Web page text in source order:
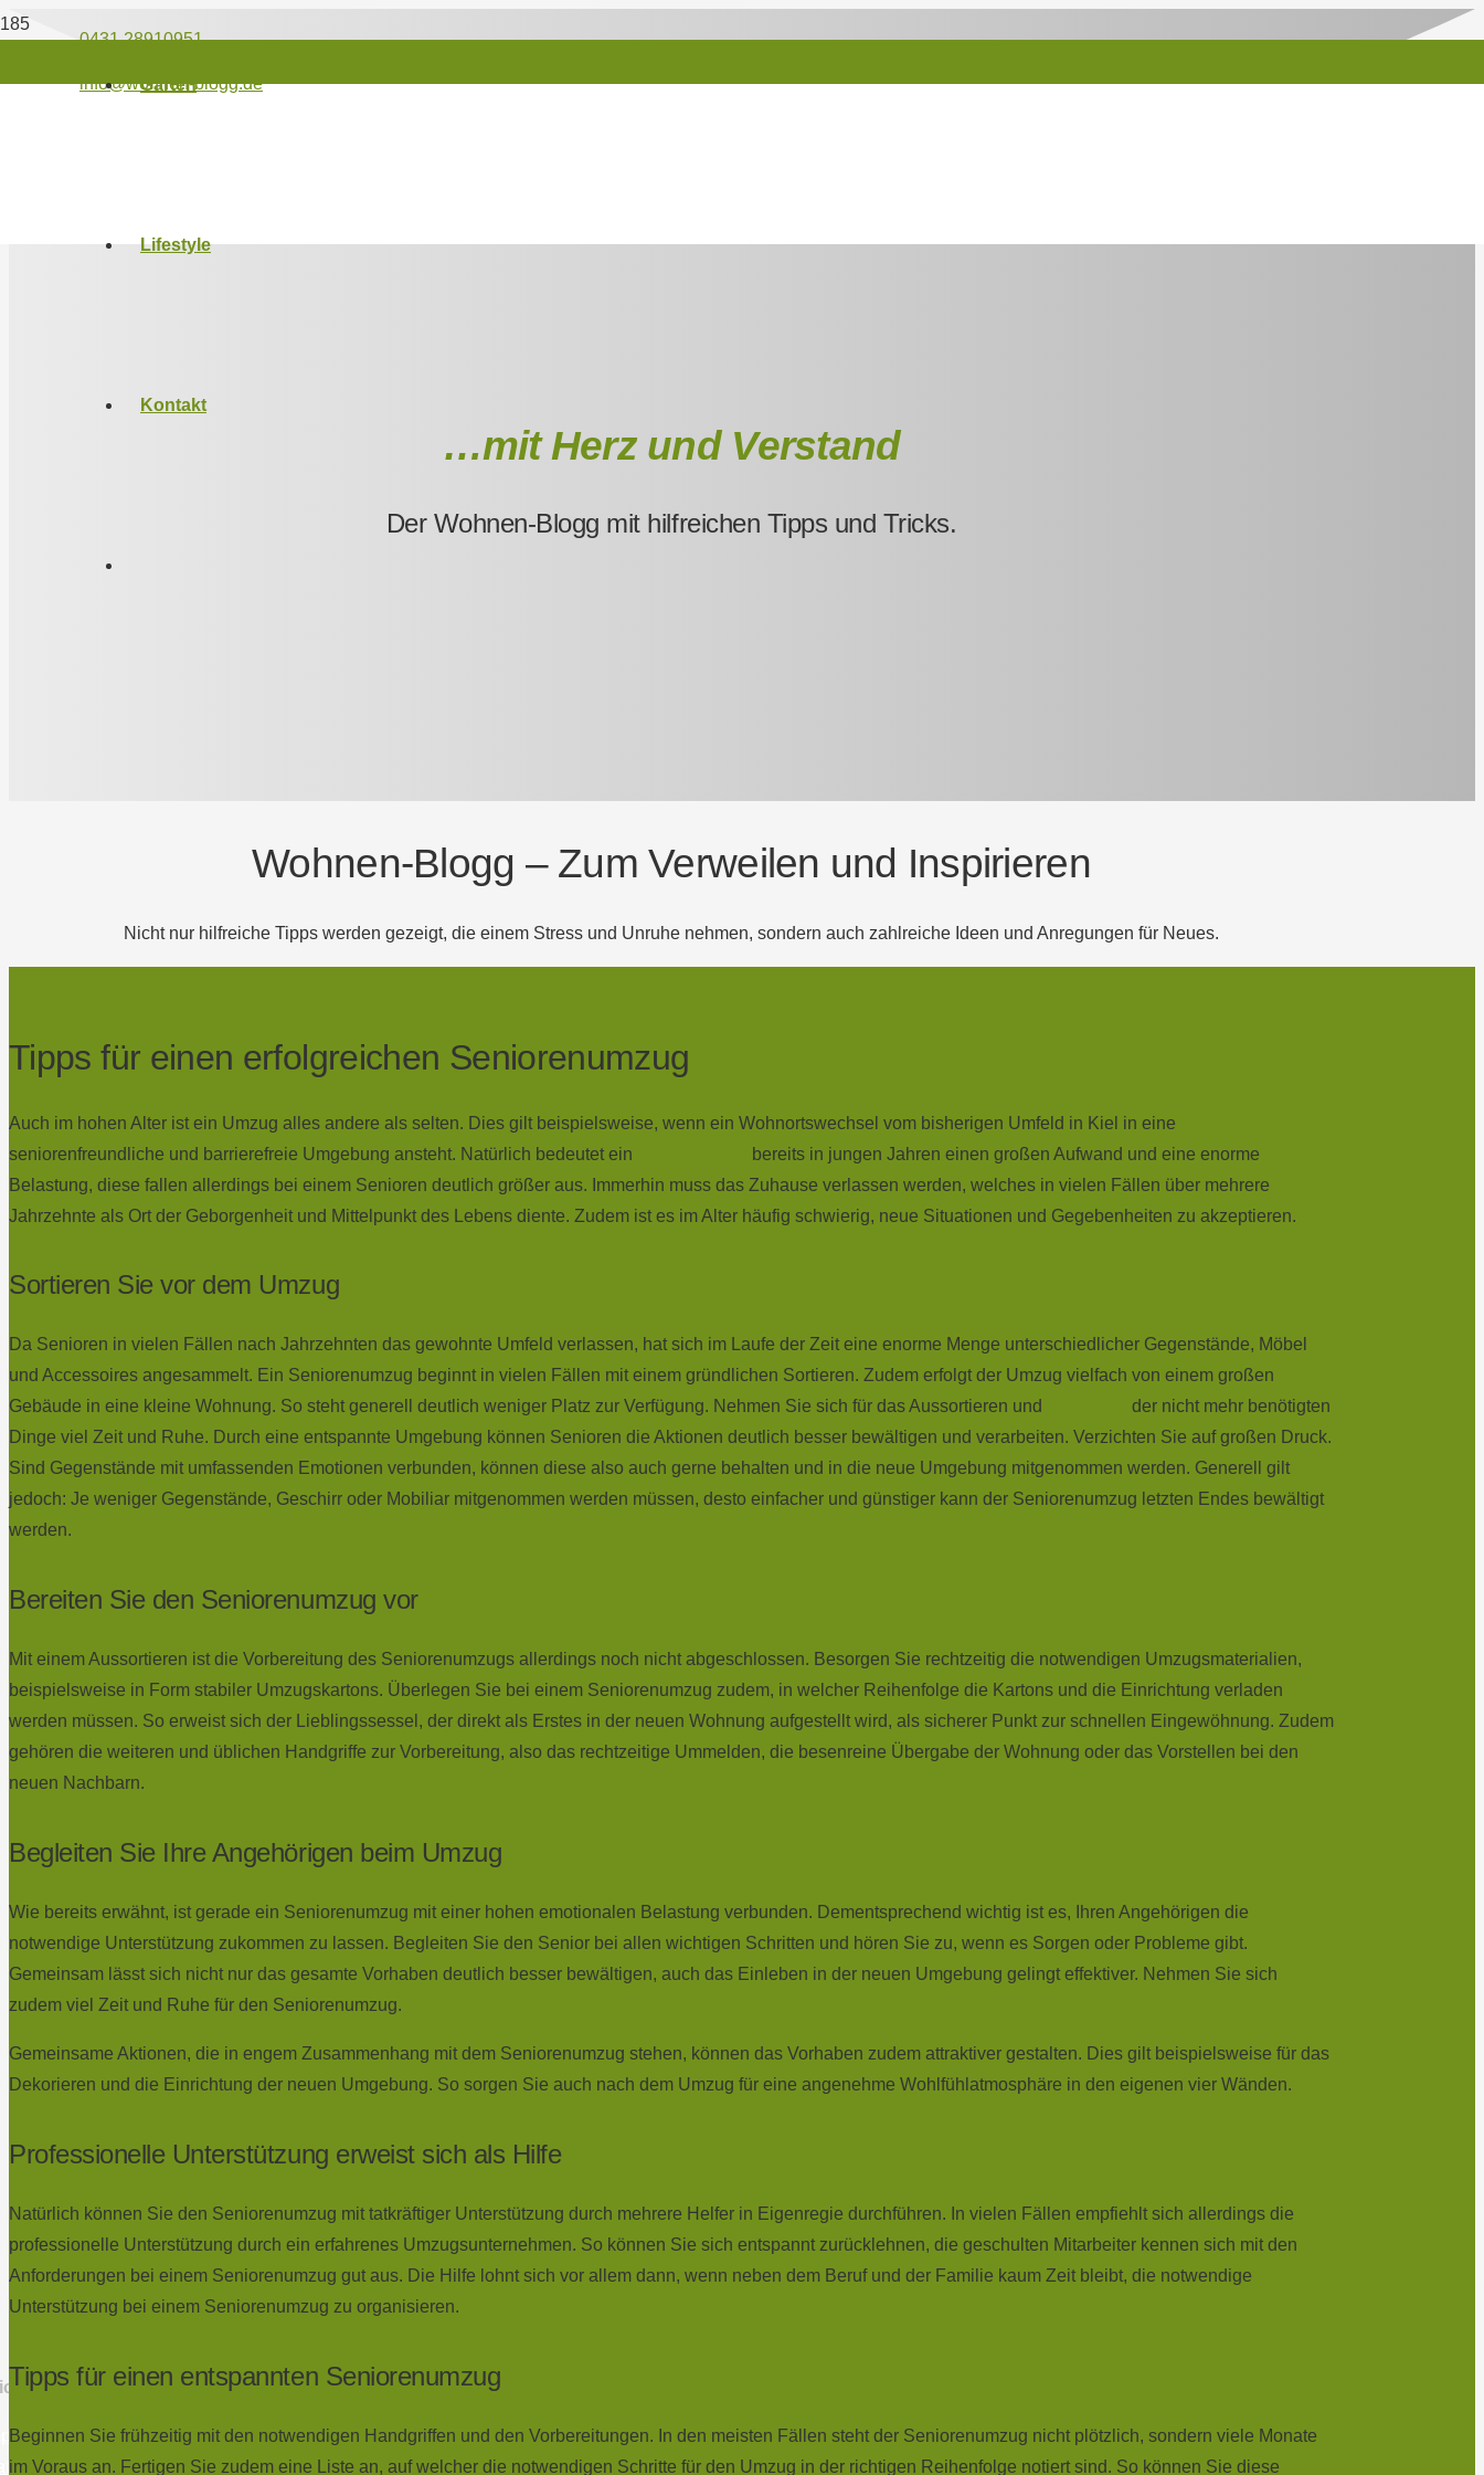
0431 28910951
info@wohnen-blogg.de
Garten
Lifestyle
Kontakt
…mit Herz und Verstand
Der Wohnen-Blogg mit hilfreichen Tipps und Tricks.
Wohnen-Blogg – Zum Verweilen und Inspirieren
Nicht nur hilfreiche Tipps werden gezeigt, die einem Stress und Unruhe nehmen, sondern auch zahlreiche Ideen und Anregungen für Neues.
Tipps für einen erfolgreichen Seniorenumzug
Auch im hohen Alter ist ein Umzug alles andere als selten. Dies gilt beispielsweise, wenn ein Wohnortswechsel vom bisherigen Umfeld in Kiel in eine
seniorenfreundliche und barrierefreie Umgebung ansteht. Natürlich bedeutet ein
bereits in jungen Jahren einen großen Aufwand und eine enorme
Belastung, diese fallen allerdings bei einem Senioren deutlich größer aus. Immerhin muss das Zuhause verlassen werden, welches in vielen Fällen über mehrere
Jahrzehnte als Ort der Geborgenheit und Mittelpunkt des Lebens diente. Zudem ist es im Alter häufig schwierig, neue Situationen und Gegebenheiten zu akzeptieren.
Sortieren Sie vor dem Umzug
Da Senioren in vielen Fällen nach Jahrzehnten das gewohnte Umfeld verlassen, hat sich im Laufe der Zeit eine enorme Menge unterschiedlicher Gegenstände, Möbel
und Accessoires angesammelt. Ein Seniorenumzug beginnt in vielen Fällen mit einem gründlichen Sortieren. Zudem erfolgt der Umzug vielfach von einem großen
Gebäude in eine kleine Wohnung. So steht generell deutlich weniger Platz zur Verfügung. Nehmen Sie sich für das Aussortieren und
der nicht mehr benötigten
Dinge viel Zeit und Ruhe. Durch eine entspannte Umgebung können Senioren die Aktionen deutlich besser bewältigen und verarbeiten. Verzichten Sie auf großen Druck.
Sind Gegenstände mit umfassenden Emotionen verbunden, können diese also auch gerne behalten und in die neue Umgebung mitgenommen werden. Generell gilt
jedoch: Je weniger Gegenstände, Geschirr oder Mobiliar mitgenommen werden müssen, desto einfacher und günstiger kann der Seniorenumzug letzten Endes bewältigt
werden.
Bereiten Sie den Seniorenumzug vor
Mit einem Aussortieren ist die Vorbereitung des Seniorenumzugs allerdings noch nicht abgeschlossen. Besorgen Sie rechtzeitig die notwendigen Umzugsmaterialien,
beispielsweise in Form stabiler Umzugskartons. Überlegen Sie bei einem Seniorenumzug zudem, in welcher Reihenfolge die Kartons und die Einrichtung verladen
werden müssen. So erweist sich der Lieblingssessel, der direkt als Erstes in der neuen Wohnung aufgestellt wird, als sicherer Punkt zur schnellen Eingewöhnung. Zudem
gehören die weiteren und üblichen Handgriffe zur Vorbereitung, also das rechtzeitige Ummelden, die besenreine Übergabe der Wohnung oder das Vorstellen bei den
neuen Nachbarn.
Begleiten Sie Ihre Angehörigen beim Umzug
Wie bereits erwähnt, ist gerade ein Seniorenumzug mit einer hohen emotionalen Belastung verbunden. Dementsprechend wichtig ist es, Ihren Angehörigen die
notwendige Unterstützung zukommen zu lassen. Begleiten Sie den Senior bei allen wichtigen Schritten und hören Sie zu, wenn es Sorgen oder Probleme gibt.
Gemeinsam lässt sich nicht nur das gesamte Vorhaben deutlich besser bewältigen, auch das Einleben in der neuen Umgebung gelingt effektiver. Nehmen Sie sich
zudem viel Zeit und Ruhe für den Seniorenumzug.
Gemeinsame Aktionen, die in engem Zusammenhang mit dem Seniorenumzug stehen, können das Vorhaben zudem attraktiver gestalten. Dies gilt beispielsweise für das
Dekorieren und die Einrichtung der neuen Umgebung. So sorgen Sie auch nach dem Umzug für eine angenehme Wohlfühlatmosphäre in den eigenen vier Wänden.
Professionelle Unterstützung erweist sich als Hilfe
Natürlich können Sie den Seniorenumzug mit tatkräftiger Unterstützung durch mehrere Helfer in Eigenregie durchführen. In vielen Fällen empfiehlt sich allerdings die
professionelle Unterstützung durch ein erfahrenes Umzugsunternehmen. So können Sie sich entspannt zurücklehnen, die geschulten Mitarbeiter kennen sich mit den
Anforderungen bei einem Seniorenumzug gut aus. Die Hilfe lohnt sich vor allem dann, wenn neben dem Beruf und der Familie kaum Zeit bleibt, die notwendige
Unterstützung bei einem Seniorenumzug zu organisieren.
Tipps für einen entspannten Seniorenumzug
Beginnen Sie frühzeitig mit den notwendigen Handgriffen und den Vorbereitungen. In den meisten Fällen steht der Seniorenumzug nicht plötzlich, sondern viele Monate
im Voraus an. Fertigen Sie zudem eine Liste an, auf welcher die notwendigen Schritte für den Umzug in der richtigen Reihenfolge notiert sind. So können Sie diese
Links